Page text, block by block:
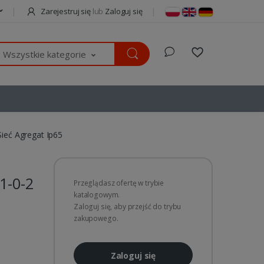
Zarejestruj się lub Zaloguj się
Wszystkie kategorie
Agregat Ip65
0-2
Przeglądasz ofertę w trybie
katalogowym.
Zaloguj się, aby przejść do trybu
zakupowego.
Zaloguj się